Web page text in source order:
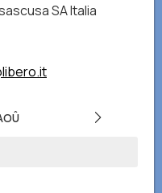
SA Italia